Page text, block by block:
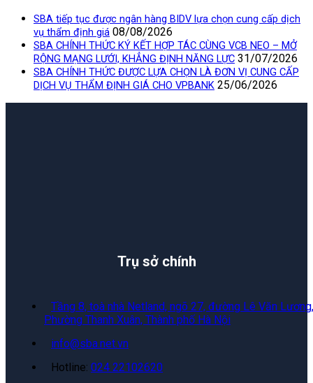
SBA tiếp tục được ngân hàng BIDV lựa chọn cung cấp dịch
vụ thẩm định giá 08/08/2026
SBA CHÍNH THỨC KÝ KẾT HỢP TÁC CÙNG VCB NEO – MỞ
RỘNG MẠNG LƯỚI, KHẲNG ĐỊNH NĂNG LỰC 31/07/2026
SBA CHÍNH THỨC ĐƯỢC LỰA CHỌN LÀ ĐƠN VỊ CUNG CẤP
DỊCH VỤ THẨM ĐỊNH GIÁ CHO VPBANK 25/06/2026
Trụ sở chính
Tầng 8, toà nhà Netland, ngõ 27, đường Lê Văn Lương,
Phường Thanh Xuân, Thành phố Hà Nội
info@sba.net.vn
Hotline: 024 22102620